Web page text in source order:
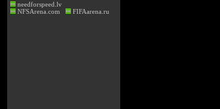
needforspeed.lv
NFSArena.com
FIFAarena.ru